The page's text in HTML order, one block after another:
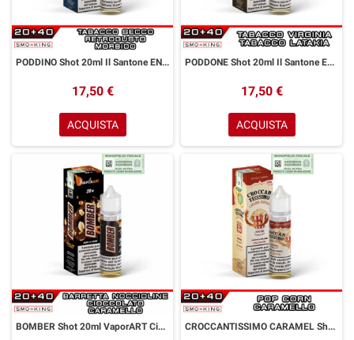
PODDINO Shot 20ml Il Santone ENJOYSVAPO Tabacco Secco
17,50 €
ACQUISTA
PODDONE Shot 20ml Il Santone ENJOYSVAPO Tabacco Virginia Tabacco Latakia
17,50 €
ACQUISTA
BOMBER Shot 20ml VaporART Cioccolato Arachidi Caramello CROCCANTISSIMO CARAMEL Shot 20ml Il Santone ENJOYSVAPO Pop Corn Burro Caramello